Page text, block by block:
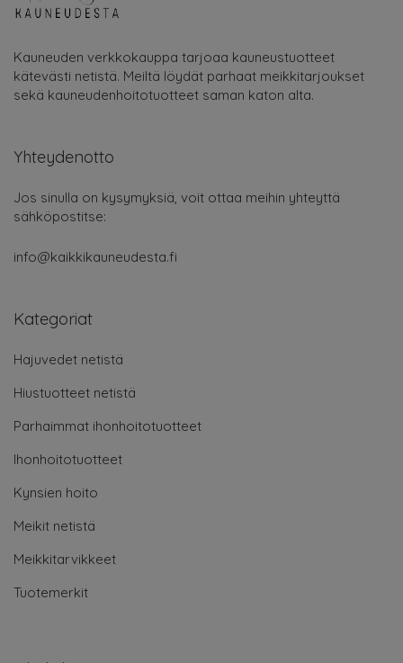
Kauneuden verkkokauppa tarjoaa kauneustuotteet
kätevästi netistä. Meiltä löydät parhaat meikkitarjoukset
sekä kauneudenhoitotuotteet saman katon alta.
Yhteydenotto
Jos sinulla on kysymyksiä, voit ottaa meihin yhteyttä
sähköpostitse:
info@kaikkikauneudesta.fi
Kategoriat
Hajuvedet netistä
Hiustuotteet netistä
Parhaimmat ihonhoitotuotteet
Ihonhoitotuotteet
Kynsien hoito
Meikit netistä
Meikkitarvikkeet
Tuotemerkit